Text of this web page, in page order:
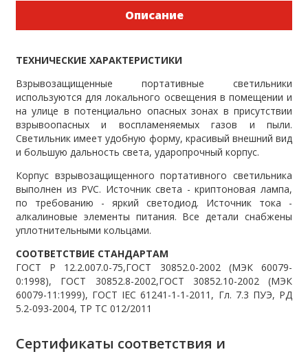
Описание
ТЕХНИЧЕСКИЕ ХАРАКТЕРИСТИКИ
Взрывозащищенные портативные светильники
используются для локального освещения в помещении и
на улице в потенциально опасных зонах в присутствии
взрывоопасных и воспламеняемых газов и пыли.
Светильник имеет удобную форму, красивый внешний вид
и большую дальность света, ударопрочный корпус.
Корпус взрывозащищенного портативного светильника
выполнен из PVC. Источник света - криптоновая лампа,
по требованию - яркий светодиод. Источник тока -
алкалиновые элементы питания. Все детали снабжены
уплотнительными кольцами.
СООТВЕТСТВИЕ СТАНДАРТАМ
ГОСТ Р 12.2.007.0-75,ГОСТ 30852.0-2002 (МЭК 60079-
0:1998), ГОСТ 30852.8-2002,ГОСТ 30852.10-2002 (МЭК
60079-11:1999), ГОСТ IEC 61241-1-1-2011, Гл. 7.3 ПУЭ, РД
5.2-093-2004, ТР ТС 012/2011
Сертификаты соответствия и